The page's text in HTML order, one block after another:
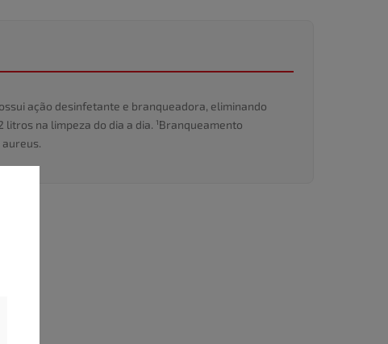
ação desinfetante e branqueadora, eliminando
na limpeza do dia a dia. ¹Branqueamento